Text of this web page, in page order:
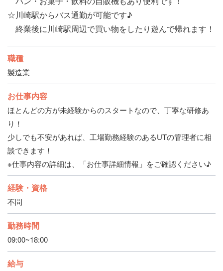
☆川崎駅からバス通勤が可能です♪
終業後に川崎駅周辺で買い物をしたり遊んで帰れます！
職種
製造業
お仕事内容
ほとんどの方が未経験からのスタートなので、丁寧な研修あ
り！
少しでも不安があれば、工場勤務経験のあるUTの管理者に相
談できます！
※仕事内容の詳細は、「お仕事詳細情報」をご確認ください♪
経験・資格
不問
勤務時間
09:00~18:00
給与